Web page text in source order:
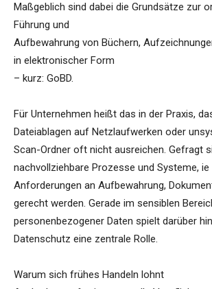
Maßgeblich sind dabei die Grundsätze zur
Führung und
Aufbewahrung von Büchern,
in elektronischer Form
– kurz: GoBD.
Für Unternehmen heißt das in der Praxis,
Dateiablagen auf Netzlaufwerken oder
Scan-Ordner oft nicht ausreichen. Gefragt
nachvollziehbare Prozesse und Systeme,
Anforderungen an Aufbewahrung,
gerecht werden. Gerade im sensiblen
personenbezogener Daten spielt darüber
Datenschutz eine zentrale Rolle.
Warum sich frühes Handeln lohnt